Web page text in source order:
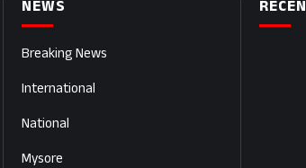
NEWS
Breaking News
International
National
Mysore